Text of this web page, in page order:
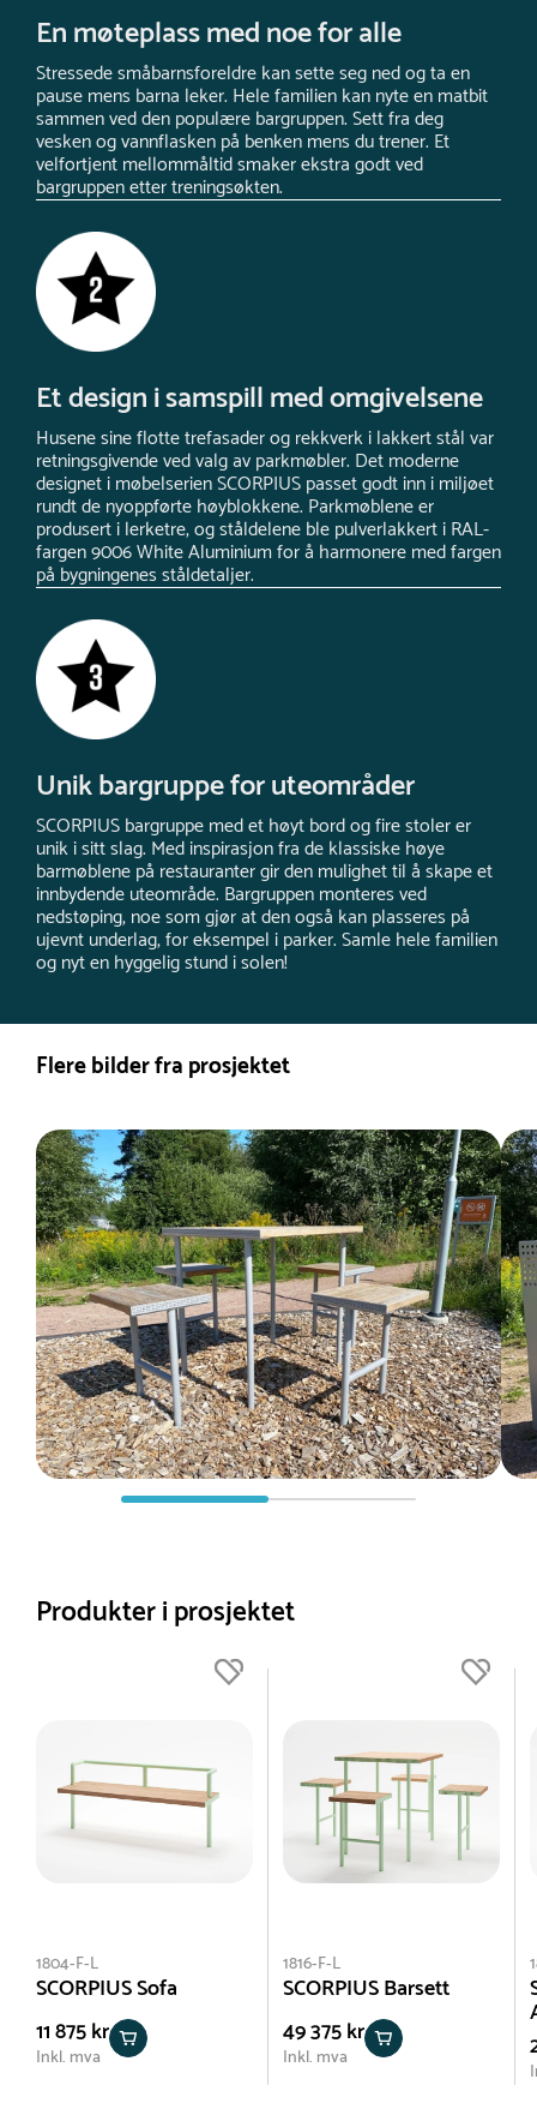
En møteplass med noe for alle
Stressede småbarnsforeldre kan sette seg ned og ta en
pause mens barna leker. Hele familien kan nyte en matbit
sammen ved den populære bargruppen. Sett fra deg
vesken og vannflasken på benken mens du trener. Et
velfortjent mellommåltid smaker ekstra godt ved
bargruppen etter treningsøkten.
Et design i samspill med omgivelsene
Husene sine flotte trefasader og rekkverk i lakkert stål var
retningsgivende ved valg av parkmøbler. Det moderne
designet i møbelserien SCORPIUS passet godt inn i miljøet
rundt de nyoppførte høyblokkene. Parkmøblene er
produsert i lerketre, og ståldelene ble pulverlakkert i RAL-
fargen 9006 White Aluminium for å harmonere med fargen
på bygningenes ståldetaljer.
Unik bargruppe for uteområder
SCORPIUS bargruppe med et høyt bord og fire stoler er
unik i sitt slag. Med inspirasjon fra de klassiske høye
barmøblene på restauranter gir den mulighet til å skape et
innbydende uteområde. Bargruppen monteres ved
nedstøping, noe som gjør at den også kan plasseres på
ujevnt underlag, for eksempel i parker. Samle hele familien
og nyt en hyggelig stund i solen!
Flere bilder fra prosjektet
Produkter i prosjektet
1804-F-L
SCORPIUS Sofa
11 875 kr
Inkl. mva
1816-F-L
SCORPIUS Barsett
49 375 kr
Inkl. mva